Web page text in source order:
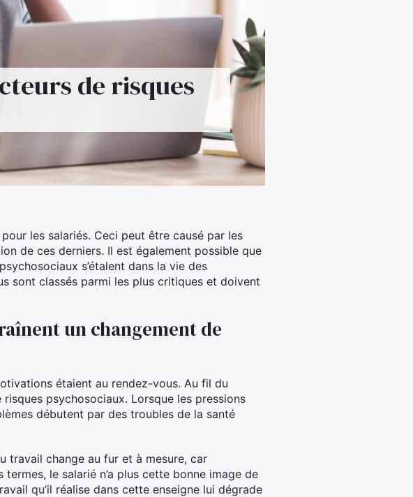
de risques
les salariés. Ceci peut être causé par les
de ces derniers. Il est également possible que
s’étalent dans la vie des
sont classés parmi les plus critiques et doivent
un changement de
étaient au rendez-vous. Au fil du
psychosociaux. Lorsque les pressions
débutent par des troubles de la santé
travail change au fur et à mesure, car
termes, le salarié n’a plus cette bonne image de
qu’il réalise dans cette enseigne lui dégrade